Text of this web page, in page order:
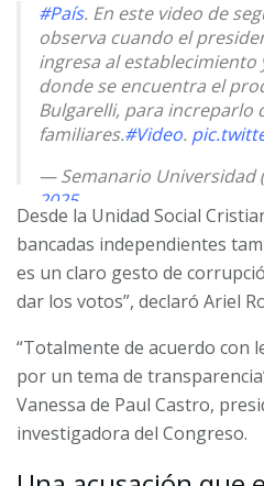
#País. En este video de
observa cuando el
ingresa al establecimiento
donde se encuentra el
Bulgarelli, para increparlo
familiares.#Video.
— Semanario Universidad
2025
Desde la Unidad Social
bancadas independientes
es un claro gesto de
dar los votos”, declaró Ariel
“Totalmente de acuerdo con
por un tema de
Vanessa de Paul Castro,
investigadora del Congreso.